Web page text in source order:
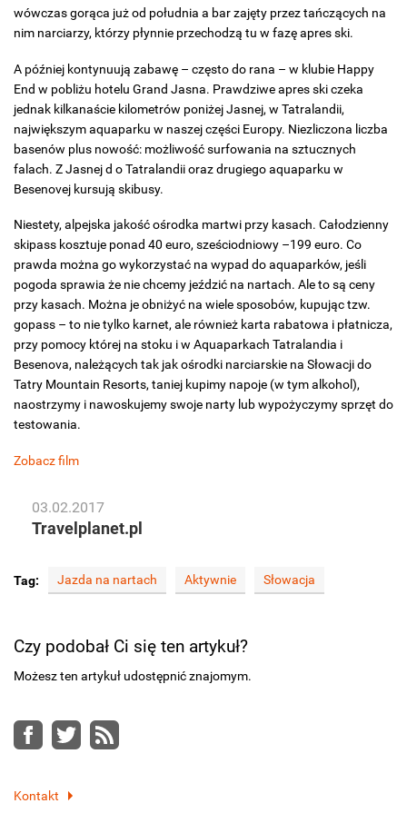
wówczas gorąca już od południa a bar zajęty przez tańczących na
nim narciarzy, którzy płynnie przechodzą tu w fazę apres ski.
A później kontynuują zabawę – często do rana – w klubie Happy
End w pobliżu hotelu Grand Jasna. Prawdziwe apres ski czeka
jednak kilkanaście kilometrów poniżej Jasnej, w Tatralandii,
największym aquaparku w naszej części Europy. Niezliczona liczba
basenów plus nowość: możliwość surfowania na sztucznych
falach. Z Jasnej d o Tatralandii oraz drugiego aquaparku w
Besenovej kursują skibusy.
Niestety, alpejska jakość ośrodka martwi przy kasach. Całodzienny
skipass kosztuje ponad 40 euro, sześciodniowy –199 euro. Co
prawda można go wykorzystać na wypad do aquaparków, jeśli
pogoda sprawia że nie chcemy jeździć na nartach. Ale to są ceny
przy kasach. Można je obniżyć na wiele sposobów, kupując tzw.
gopass – to nie tylko karnet, ale również karta rabatowa i płatnicza,
przy pomocy której na stoku i w Aquaparkach Tatralandia i
Besenova, należących tak jak ośrodki narciarskie na Słowacji do
Tatry Mountain Resorts, taniej kupimy napoje (w tym alkohol),
naostrzymy i nawoskujemy swoje narty lub wypożyczymy sprzęt do
testowania.
Zobacz film
03.02.2017
Travelplanet.pl
Tag: Jazda na nartach Aktywnie Słowacja
Czy podobał Ci się ten artykuł?
Możesz ten artykuł udostępnić znajomym.
Facebook
Twitter
RSS
Kontakt